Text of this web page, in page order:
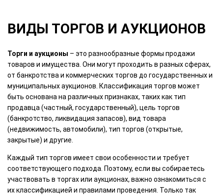
ВИДЫ ТОРГОВ И АУКЦИОНОВ
Торги и аукционы – это разнообразные формы продажи
товаров и имущества. Они могут проходить в разных сферах,
от банкротства и коммерческих торгов до государственных и
муниципальных аукционов. Классификация торгов может
быть основана на различных признаках, таких как тип
продавца (частный, государственный), цель торгов
(банкротство, ликвидация запасов), вид товара
(недвижимость, автомобили), тип торгов (открытые,
закрытые) и другие.
Каждый тип торгов имеет свои особенности и требует
соответствующего подхода. Поэтому, если вы собираетесь
участвовать в торгах или аукционах, важно ознакомиться с
их классификацией и правилами проведения. Только так